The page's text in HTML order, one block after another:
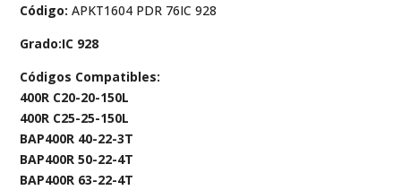
Código: APKT1604 PDR 76IC 928
Grado:IC 928
Códigos Compatibles:
400R C20-20-150L
400R C25-25-150L
BAP400R 40-22-3T
BAP400R 50-22-4T
BAP400R 63-22-4T